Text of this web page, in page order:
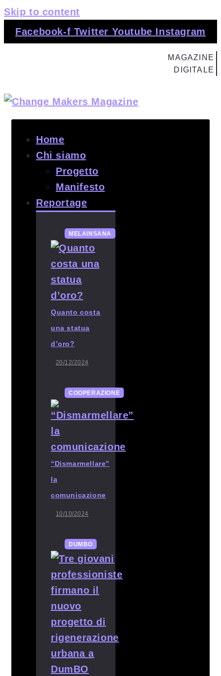
Skip to content
Facebook-f Twitter Youtube Instagram
MAGAZINE
DIGITALE
Home
Chi siamo
Progetto
Manifesto
Reportage
MELAINSANA
Quanto costa
una statua
d’oro?
20/12/2024
COOPERAZIONE
“Dismarmellare”
la
comunicazione
10/10/2024
DUMBO